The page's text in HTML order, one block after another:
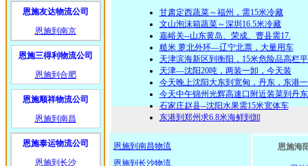
恩施友达物流公司
恩施到南京
恩施三得利物流公司
恩施到合肥
恩施顺祥物流公司
恩施到南昌
恩施泰运物流公司
恩施到长沙
甘肃定西蔬菜～福州，需15米冷藏
文山泡沫箱蔬菜～深圳16.5米冷藏
​嘉峪关--山东黄岛、荣成、曹县需17.
糙米 萝北外环—辽宁北票，大量用车
天津滨海新区到衡阳，15米危险品高栏
天津—沈阳20吨，两装一卸，今天装
今天晚上沈阳大东到宽甸，丹东，东港
今天中午锦州光辉高速口附近装菜到丹
石家庄赵县--沈阳水果需15米宽体车
东港到郑州求6.8米海鲜到卸
恩施到南昌物流
恩施到长沙物流
恩施海